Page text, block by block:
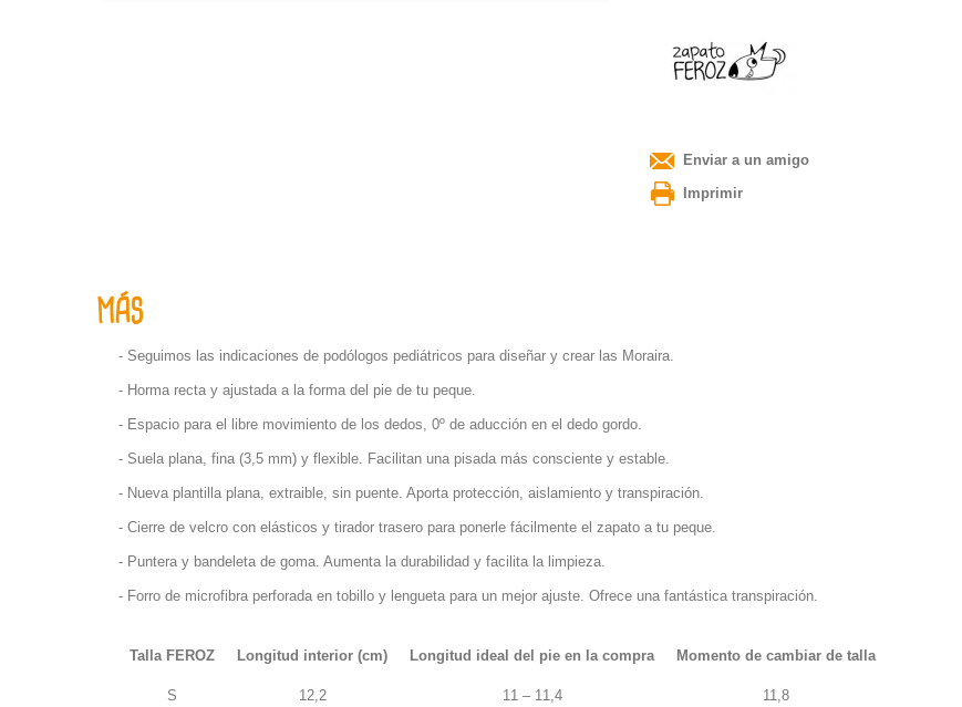
Enviar a un amigo
Imprimir
MÁS
- Seguimos las indicaciones de podólogos pediátricos para diseñar y crear las Moraira.
- Horma recta y ajustada a la forma del pie de tu peque.
- Espacio para el libre movimiento de los dedos, 0º de aducción en el dedo gordo.
- Suela plana, fina (3,5 mm) y flexible. Facilitan una pisada más consciente y estable.
- Nueva plantilla plana, extraible, sin puente. Aporta protección, aislamiento y transpiración.
- Cierre de velcro con elásticos y tirador trasero para ponerle fácilmente el zapato a tu peque.
- Puntera y bandeleta de goma. Aumenta la durabilidad y facilita la limpieza.
- Forro de microfibra perforada en tobillo y lengueta para un mejor ajuste. Ofrece una fantástica transpiración.
Talla FEROZ Longitud interior (cm) Longitud ideal del pie en la compra Momento de cambiar de talla
S 12,2 11 – 11,4 11,8